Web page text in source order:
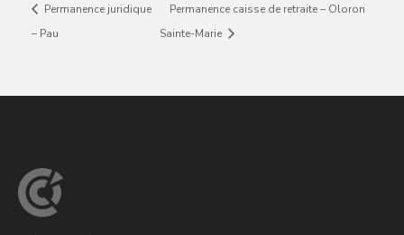
Permanence juridique
– Pau
Permanence caisse de retraite – Oloron
Sainte-Marie